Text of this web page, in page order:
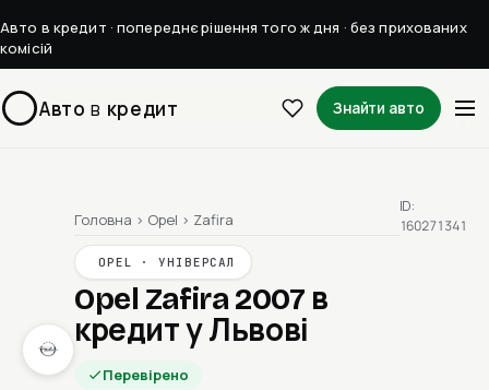
Авто в кредит · попереднє рішення того ж дня · без прихованих
комісій
Авто в кредит Знайти авто
Головна › Opel › Zafira
OPEL · УНІВЕРСАЛ
Opel Zafira 2007 в
кредит у Львові
Перевірено
ID:
160271341